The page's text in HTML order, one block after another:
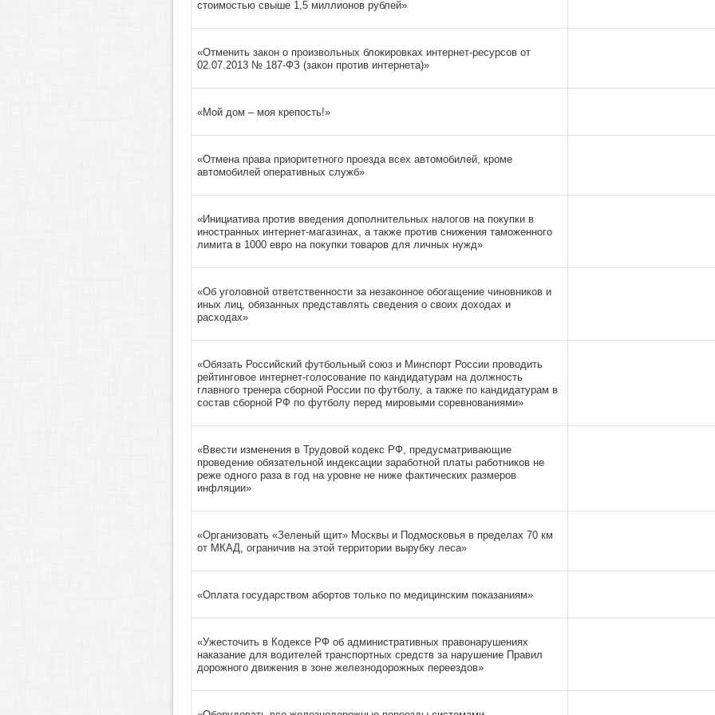
стоимостью свыше 1,5 миллионов рублей»
«Отменить закон о произвольных блокировках интернет-ресурсов от
02.07.2013 № 187-ФЗ (закон против интернета)»
«Мой дом – моя крепость!»
«Отмена права приоритетного проезда всех автомобилей, кроме
автомобилей оперативных служб»
«Инициатива против введения дополнительных налогов на покупки в
иностранных интернет-магазинах, а также против снижения таможенного
лимита в 1000 евро на покупки товаров для личных нужд»
«Об уголовной ответственности за незаконное обогащение чиновников и
иных лиц, обязанных представлять сведения о своих доходах и
расходах»
«Обязать Российский футбольный союз и Минспорт России проводить
рейтинговое интернет-голосование по кандидатурам на должность
главного тренера сборной России по футболу, а также по кандидатурам в
состав сборной РФ по футболу перед мировыми соревнованиями»
«Ввести изменения в Трудовой кодекс РФ, предусматривающие
проведение обязательной индексации заработной платы работников не
реже одного раза в год на уровне не ниже фактических размеров
инфляции»
«Организовать «Зеленый щит» Москвы и Подмосковья в пределах 70 км
от МКАД, ограничив на этой территории вырубку леса»
«Оплата государством абортов только по медицинским показаниям»
«Ужесточить в Кодексе РФ об административных правонарушениях
наказание для водителей транспортных средств за нарушение Правил
дорожного движения в зоне железнодорожных переездов»